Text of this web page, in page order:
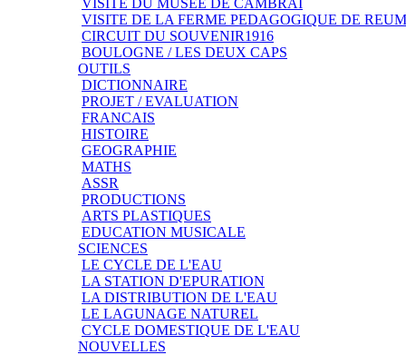
VISITE DE LA FERME PEDAGOGIQUE DE
CIRCUIT DU SOUVENIR1916
BOULOGNE / LES DEUX CAPS
OUTILS
DICTIONNAIRE
PROJET / EVALUATION
FRANCAIS
HISTOIRE
GEOGRAPHIE
MATHS
ASSR
PRODUCTIONS
ARTS PLASTIQUES
EDUCATION MUSICALE
SCIENCES
LE CYCLE DE L'EAU
LA STATION D'EPURATION
LA DISTRIBUTION DE L'EAU
LE LAGUNAGE NATUREL
CYCLE DOMESTIQUE DE L'EAU
NOUVELLES